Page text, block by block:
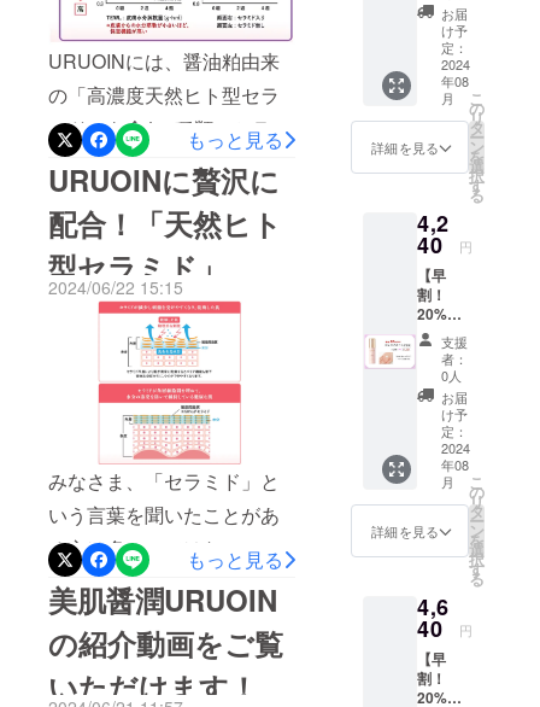
URUOINには、醤油粕由来
の「高濃度天然ヒト型セラ
ミド」を含む5種類のセラミ
ドが配合されています。セ
ラミド1（EOP）：水分保持
と外部の刺激をケア。セラ
ミド2（NG）：高い水分保
持ケア効果。ヒトの肌に
もっとも多く含まれる。セ
ラミド3（NP）：水分保
持、ハリにアプローチ。セ
ラミド5（AG）：角質の機
能をサポート。セラミド
6（AP）：水分保持、ハリ
にアプローチ。効能評価試
験を実施し、これらの天然
ヒト型セラミドの保湿機能
改善効果が認められまし
た。みなさまのうるおいに
もっと見る
URUOINに贅沢に
配合！「天然ヒト
型セラミド」
2024/06/22 15:15
みなさま、「セラミド」と
いう言葉を聞いたことがあ
る方は多いのではないで
しょうか。セラミドは肌へ
潤いを与え、外部刺激から
肌を守るために必要な成分
です。今回のURUOINに配
もっと見る
美肌醤潤URUOIN
の紹介動画をご覧
いただけます！
た。過酷な
気候になり
つつある日
救える成分
研究開発か
ら10年、福
岡県内の醤
油蔵元、弊
所社員のプ
ロジェクト
チームによ
り女性目線
で、この成
分を高配合
した「本当
に使いたい
スキンケ
しました。
肌のバリア
機能をケア
し、ベタつ
ム化粧
水」 /
3,840円
〈商品
内容〉
・「ウ
ルオイ
ン セラ
ム化粧
水」
約1.5か
月分
（通常
価格：
4,800
円） ※
税込
み、送
料込み
お届
け予
定：
2024
年08
月
詳細を見る
こ
の
リ
タ
ー
ン
を
選
択
す
る
4,2
40 円
【早
割！
20%OF
F】「ウ
ルオイ
ン セラ
ム美容
液」 /
4,240円
〈商品
内容〉
・「ウ
ルオイ
ン セラ
ム美容
液」
約1.5か
月分
（通常
価格：
5,300
円） ※
支援
者：
0人
お届
け予
定：
2024
年08
月
詳細を見る
こ
の
リ
タ
ー
ン
を
選
択
す
る
4,6
40 円
【早
割！
20%OF